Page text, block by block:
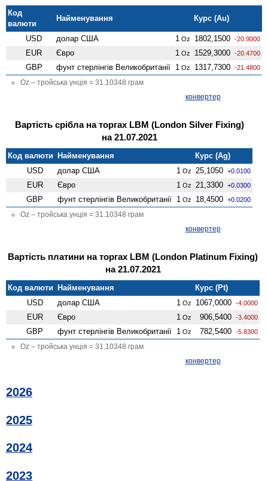
Код
валюти
Найменування Курс (Au)
USD долар США 1 Oz 1802,1500 -20.9000
EUR Євро 1 Oz 1529,3000 -20.4700
GBP фунт стерлінгів Велико­британії 1 Oz 1317,7300 -21.4800
Oz – тройська унція = 31.10348 грам
конвертер
Вартість срібла на торгах LBM (London Silver Fixing)
на 21.07.2021
Код валюти Найменування
Курс (Ag)
USD
долар США 1 Oz 25,1050 +0.0100
EUR Євро 1 Oz 21,3300 +0.0300
GBP фунт стерлінгів Велико­британії 1 Oz 18,4500 +0.0200
Oz – тройська унція = 31.10348 грам
конвертер
Вартість платини на торгах LBM (London Platinum Fixing)
на 21.07.2021
Код валюти Найменування
Курс (Pt)
USD
долар США 1 Oz 1067,0000 -4.0000
EUR Євро 1 Oz 906,5400 -3.4000
GBP фунт стерлінгів Велико­британії 1 Oz 782,5400 -5.8300
Oz – тройська унція = 31.10348 грам
конвертер
2026
2025
2024
2023